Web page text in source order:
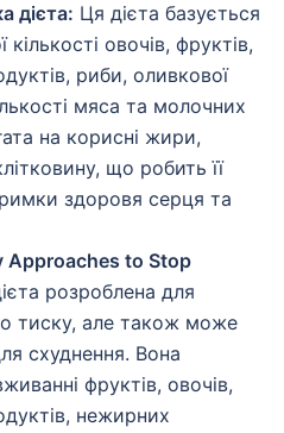
дієта: Ця дієта базується
овочів, фруктів,
риби, оливкової
мяса та молочних
на корисні жири,
що робить її
здоровя серця та
Approaches to Stop
розроблена для
тиску, але також може
схуднення. Вона
фруктів, овочів,
нежирних